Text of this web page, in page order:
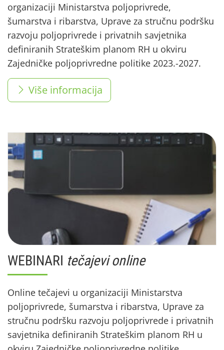
organizaciji Ministarstva poljoprivrede,
šumarstva i ribarstva, Uprave za stručnu podršku
razvoju poljoprivrede i privatnih savjetnika
definiranih Strateškim planom RH u okviru
Zajedničke poljoprivredne politike 2023.-2027.
Više informacija
WEBINARI tečajevi online
Online tečajevi u organizaciji Ministarstva
poljoprivrede, šumarstva i ribarstva, Uprave za
stručnu podršku razvoju poljoprivrede i privatnih
savjetnika definiranih Strateškim planom RH u